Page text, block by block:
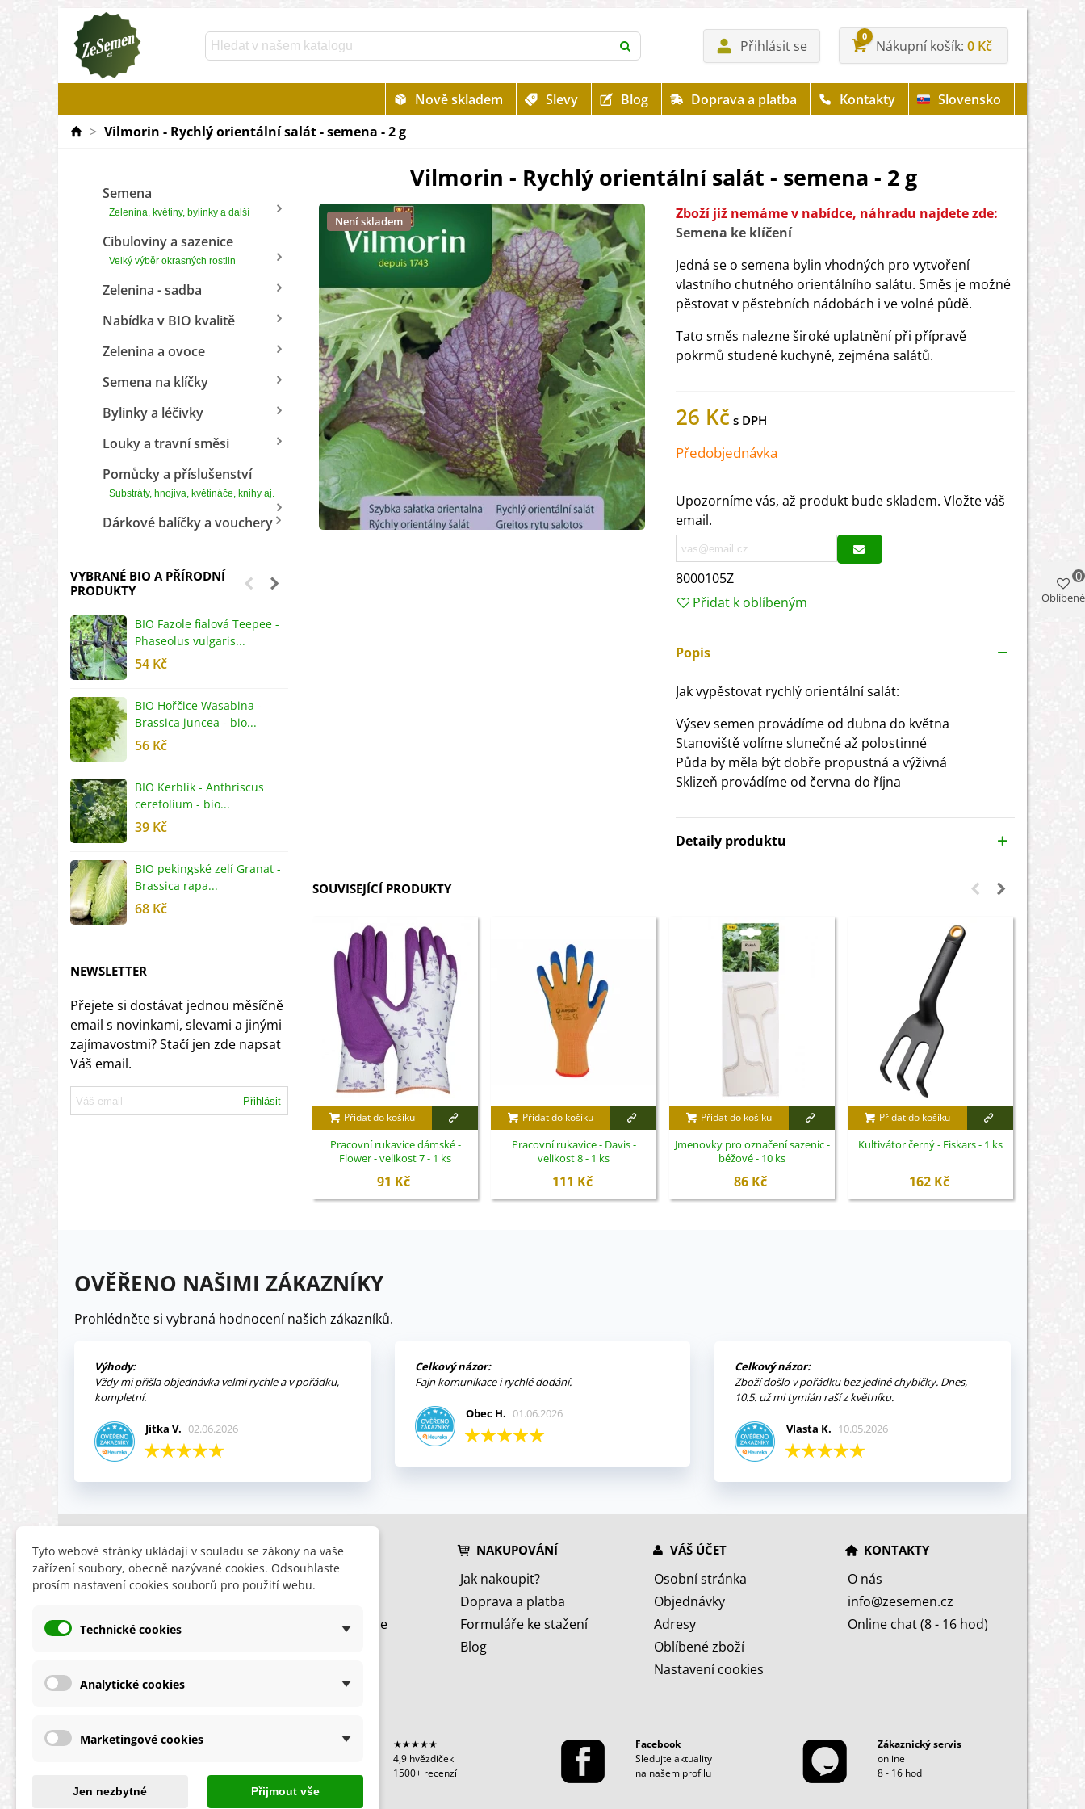
Přihlásit se
0
Nákupní košík 0 Kč
Nově skladem Slevy Blog Doprava a platba Kontakty
Slovensko
> Vilmorin - Rychlý orientální salát - semena - 2 g
Semena
Zelenina, květiny, bylinky a další
Cibuloviny a sazenice
Velký výběr okrasných rostlin
Zelenina - sadba
Nabídka v BIO kvalitě
Zelenina a ovoce
Semena na klíčky
Bylinky a léčivky
Louky a travní směsi
Pomůcky a příslušenství
Substráty, hnojiva, květináče, knihy aj.
Dárkové balíčky a vouchery
VYBRANÉ BIO A PŘÍRODNÍ
PRODUKTY
BIO Fazole fialová Teepee -
Phaseolus vulgaris...
54 Kč
BIO Hořčice Wasabina -
Brassica juncea - bio...
56 Kč
BIO Kerblík - Anthriscus
cerefolium - bio...
39 Kč
BIO pekingské zelí Granat -
Brassica rapa...
68 Kč
rebaudiana - bio...
NEWSLETTER
Přejete si dostávat jednou měsíčně
email s novinkami, slevami a jinými
zajímavostmi? Stačí jen zde napsat
Váš email.
Přihlásit
Vilmorin - Rychlý orientální salát - semena - 2 g
Není skladem
Zboží již nemáme v nabídce, náhradu najdete zde:
Semena ke klíčení
Jedná se o semena bylin vhodných pro vytvoření
vlastního chutného orientálního salátu. Směs je možné
pěstovat v pěstebních nádobách i ve volné půdě.
Tato směs nalezne široké uplatnění při přípravě
pokrmů studené kuchyně, zejména salátů.
26 Kč
Předobjednávka
Upozorníme vás, až produkt bude skladem. Vložte váš
email.
8000105Z
Přidat k oblíbeným
Popis
Jak vypěstovat rychlý orientální salát:
Výsev semen provádíme od dubna do května
Stanoviště volíme slunečné až polostinné
Půda by měla být dobře propustná a výživná
Sklizeň provádíme od června do října
Detaily produktu
SOUVISEJÍCÍ PRODUKTY
Přidat do košíku
Pracovní rukavice dámské -
Flower - velikost 7 - 1 ks
91 Kč
Přidat do košíku
Pracovní rukavice - Davis -
velikost 8 - 1 ks
111 Kč
Přidat do košíku
Jmenovky pro označení sazenic -
béžové - 10 ks
86 Kč
Přidat do košíku
Kultivátor černý - Fiskars - 1 ks
162 Kč
OVĚŘENO NAŠIMI ZÁKAZNÍKY
Prohlédněte si vybraná hodnocení našich zákazníků.
Výhody:
Vždy mi přišla objednávka velmi rychle a v pořádku,
kompletní.
Jitka V. 02.06.2026
Celkový názor:
Fajn komunikace i rychlé dodání.
Obec H. 01.06.2026
Celkový názor:
Zboží došlo v pořádku bez jediné chybičky. Dnes,
10.5. už mi tymián raší z květníku.
Vlasta K. 10.05.2026
INFORMACE
Obchodní podmínky
Ochrana osobních údajů
HLEDÁTE
Slevy
Nyní doporučujeme
NAKUPOVÁNÍ
Jak nakoupit?
Doprava a platba
Formuláře ke stažení
Blog
VÁŠ ÚČET
Osobní stránka
Objednávky
Adresy
Oblíbené zboží
Nastavení cookies
KONTAKTY
O nás
info@zesemen.cz
Online chat (8 - 16 hod)
★★★★★
★★★★★
4,9 hvězdiček
1500+ recenzí
Facebook
Sledujte aktuality
na našem profilu
Zákaznický servis
online
8 - 16 hod
Oblíbené
0
Tyto webové stránky ukládají v souladu se zákony na vaše
zařízení soubory, obecně nazývané cookies. Odsouhlaste
prosím nastavení cookies souborů pro použití webu.
Technické cookies
Analytické cookies
Marketingové cookies
Jen nezbytné Přijmout vše